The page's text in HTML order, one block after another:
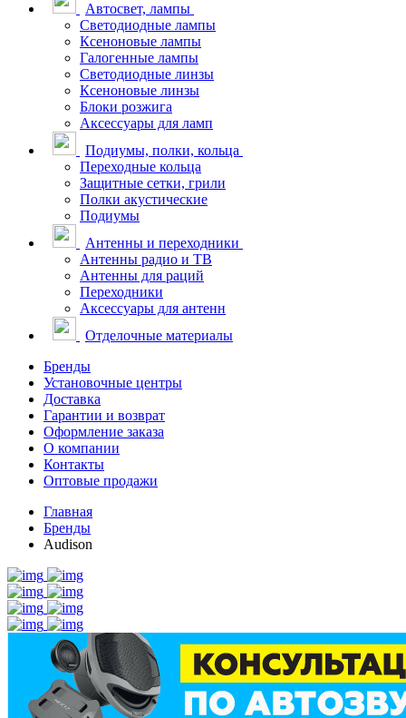
Автосвет, лампы
Светодиодные лампы
Ксеноновые лампы
Галогенные лампы
Светодиодные линзы
Ксеноновые линзы
Блоки розжига
Аксессуары для ламп
Подиумы, полки, кольца
Переходные кольца
Защитные сетки, грили
Полки акустические
Подиумы
Антенны и переходники
Антенны радио и ТВ
Антенны для раций
Переходники
Аксессуары для антенн
Отделочные материалы
Бренды
Установочные центры
Доставка
Гарантии и возврат
Оформление заказа
О компании
Контакты
Оптовые продажи
Главная
Бренды
Audison